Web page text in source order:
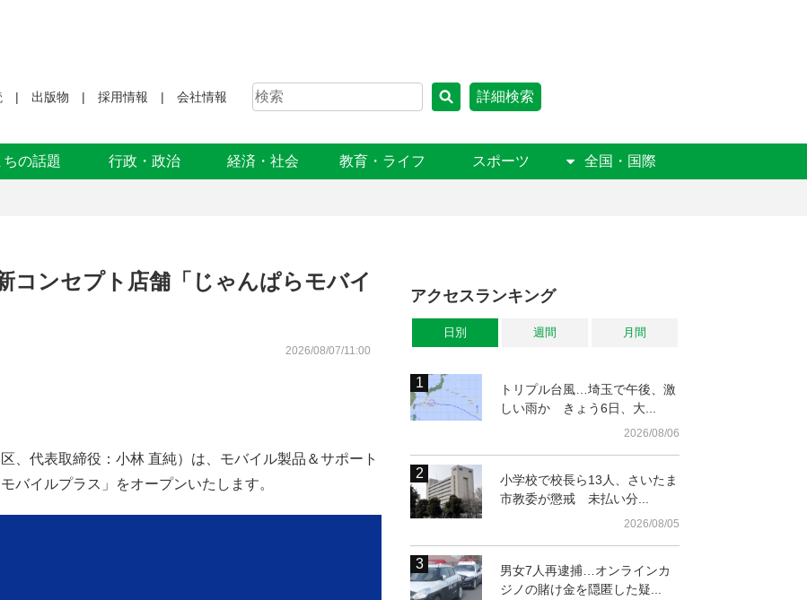
出版物 採用情報 会社情報 詳細検索
ちの話題 行政・政治 経済・社会 教育・ライフ スポーツ 全国・国際
コンセプト店舗「じゃんぱらモバイ
2026/08/07/11:00
、代表取締役：小林 直純）は、モバイル製品＆サポート
バイルプラス」をオープンいたします。
アクセスランキング
日別 週間 月間
トリプル台風…埼玉で午後、激
しい雨か きょう6日、大...
2026/08/06
小学校で校長ら13人、さいたま
市教委が懲戒 未払い分...
2026/08/05
男女7人再逮捕…オンラインカ
ジノの賭け金を隠匿した疑...